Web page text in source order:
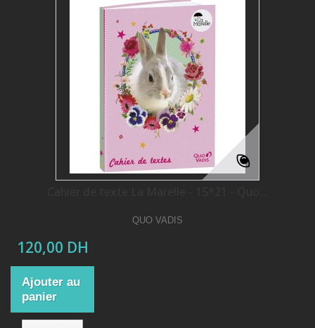
QUO VADIS
120,00 DH
Ajouter au
panier